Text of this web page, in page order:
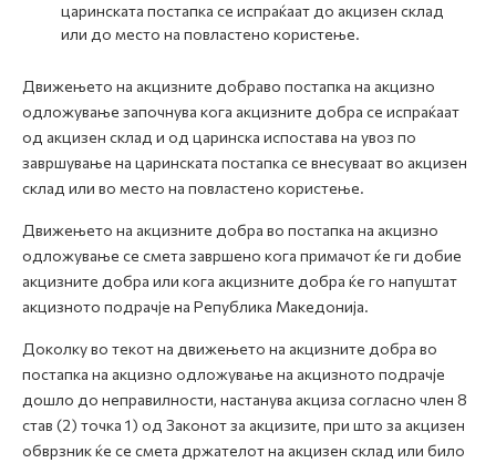
царинската постапка се испраќаат до акцизен склад
или до место на повластено користење.
Движењето на акцизните добраво постапка на акцизно
одложување започнува кога акцизните добра се испраќаат
од акцизен склад и од царинска испостава на увоз по
завршување на царинската постапка се внесуваат во акцизен
склад или во место на повластено користење.
Движењето на акцизните добра во постапка на акцизно
одложување се смета завршено кога примачот ќе ги добие
акцизните добра или кога акцизните добра ќе го напуштат
акцизното подрачје на Република Македонија.
Доколку во текот на движењето на акцизните добра во
постапка на акцизно одложување на акцизното подрачје
дошло до неправилности, настанува акциза согласно член 8
став (2) точка 1) од Законот за акцизите, при што за акцизен
обврзник ќе се смета држателот на акцизен склад или било